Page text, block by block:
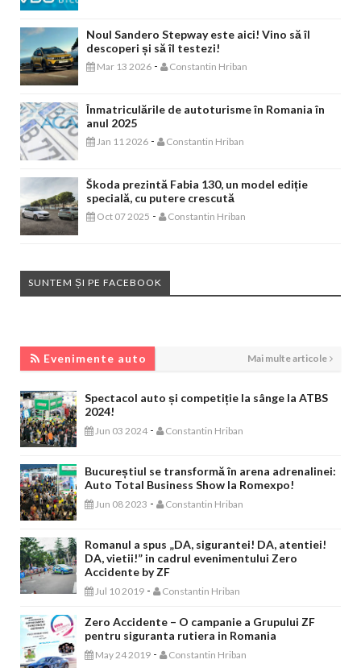
Noul Sandero Stepway este aici! Vino să îl
descoperi și să îl testezi!
Mar 13 2026 - Constantin Hriban
Înmatriculările de autoturisme în Romania în
anul 2025
Jan 11 2026 - Constantin Hriban
Škoda prezintă Fabia 130, un model ediție
specială, cu putere crescută
Oct 07 2025 - Constantin Hriban
SUNTEM ȘI PE FACEBOOK
Evenimente auto Mai multe articole
Spectacol auto și competiție la sânge la ATBS
2024!
Jun 03 2024 - Constantin Hriban
Bucureștiul se transformă în arena adrenalinei:
Auto Total Business Show la Romexpo!
Jun 08 2023 - Constantin Hriban
Romanul a spus „DA, sigurantei! DA, atentiei!
DA, vietii!” in cadrul evenimentului Zero
Accidente by ZF
Jul 10 2019 - Constantin Hriban
Zero Accidente – O campanie a Grupului ZF
pentru siguranta rutiera in Romania
May 24 2019 - Constantin Hriban